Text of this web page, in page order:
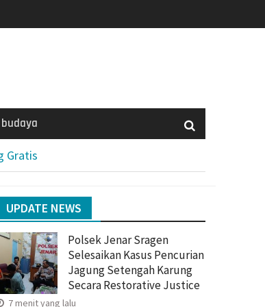
Gratis
UPDATE NEWS
Polsek Jenar Sragen
Selesaikan Kasus Pencurian
Jagung Setengah Karung
Secara Restorative Justice
7 menit yang lalu